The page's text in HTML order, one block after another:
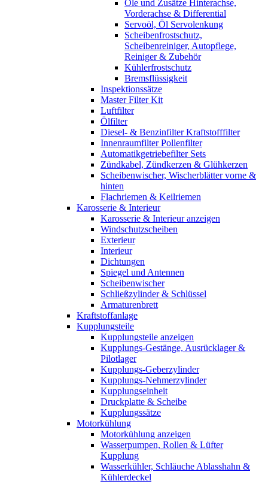
Öle und Zusätze Hinterachse,
Vorderachse & Differential
Servoöl, Öl Servolenkung
Scheibenfrostschutz,
Scheibenreiniger, Autopflege,
Reiniger & Zubehör
Kühlerfrostschutz
Bremsflüssigkeit
Inspektionssätze
Master Filter Kit
Luftfilter
Ölfilter
Diesel- & Benzinfilter Kraftstofffilter
Innenraumfilter Pollenfilter
Automatikgetriebefilter Sets
Zündkabel, Zündkerzen & Glühkerzen
Scheibenwischer, Wischerblätter vorne &
hinten
Flachriemen & Keilriemen
Karosserie & Interieur
Karosserie & Interieur anzeigen
Windschutzscheiben
Exterieur
Interieur
Dichtungen
Spiegel und Antennen
Scheibenwischer
Schließzylinder & Schlüssel
Armaturenbrett
Kraftstoffanlage
Kupplungsteile
Kupplungsteile anzeigen
Kupplungs-Gestänge, Ausrücklager &
Pilotlager
Kupplungs-Geberzylinder
Kupplungs-Nehmerzylinder
Kupplungseinheit
Druckplatte & Scheibe
Kupplungssätze
Motorkühlung
Motorkühlung anzeigen
Wasserpumpen, Rollen & Lüfter
Kupplung
Wasserkühler, Schläuche Ablasshahn &
Kühlerdeckel